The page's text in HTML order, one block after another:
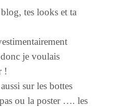
tes looks et ta
je voulais
!
sur les bottes
ou la poster …. les